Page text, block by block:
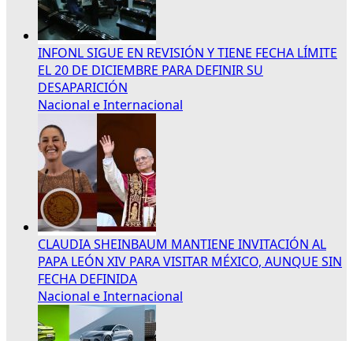
INFONL SIGUE EN REVISIÓN Y TIENE FECHA LÍMITE
EL 20 DE DICIEMBRE PARA DEFINIR SU
DESAPARICIÓN
Nacional e Internacional
CLAUDIA SHEINBAUM MANTIENE INVITACIÓN AL
PAPA LEÓN XIV PARA VISITAR MÉXICO, AUNQUE SIN
FECHA DEFINIDA
Nacional e Internacional